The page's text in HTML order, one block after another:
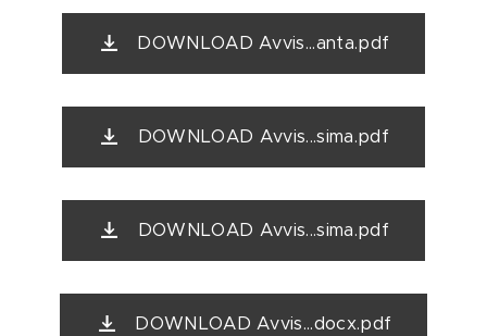
DOWNLOAD Avvis...anta.pdf
DOWNLOAD Avvis...sima.pdf
DOWNLOAD Avvis...sima.pdf
DOWNLOAD Avvis...docx.pdf